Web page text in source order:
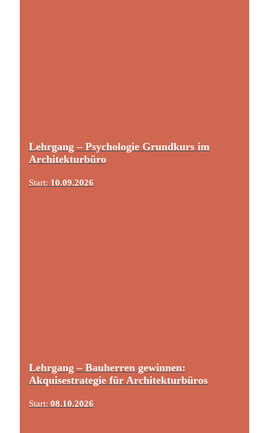
Lehrgang – Psychologie Grundkurs im
Architekturbüro
Start: 10.09.2026
Lehrgang – Bauherren gewinnen:
Akquisestrategie für Architekturbüros
Start: 08.10.2026